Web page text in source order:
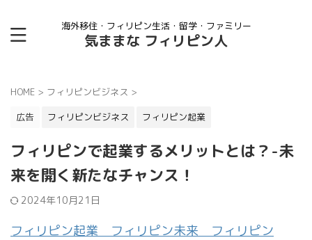
海外移住・フィリピン生活・留学・ファミリー
気ままな フィリピン人
HOME > フィリピンビジネス >
広告
フィリピンビジネス フィリピン起業
フィリピンで起業するメリットとは？-未
来を開く新たなチャンス！
2024年10月21日
フィリピン起業 フィリピン未来 フィリピン